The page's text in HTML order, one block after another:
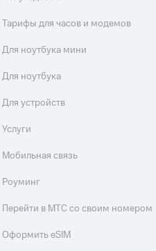
Тарифы для часов и модемов
Для ноутбука мини
Для ноутбука
Для устройств
Услуги
Мобильная связь
Роуминг
Перейти в МТС со своим номером
Оформить eSIM